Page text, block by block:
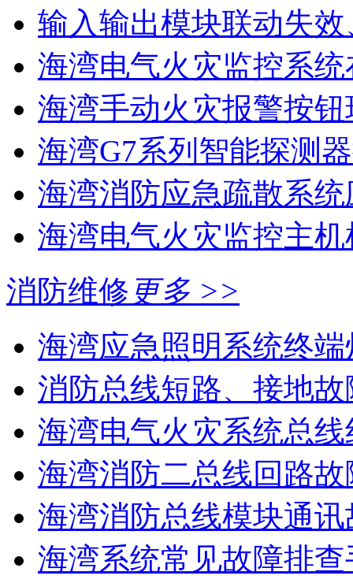
输入输出模块联动失
海湾电气火灾监控系统
海湾手动火灾报警按钮
海湾G7系列智能探测
海湾消防应急疏散系统
海湾电气火灾监控主
消防维修 更多 >>
海湾应急照明系统终端
消防总线短路、接地故
海湾电气火灾系统总线
海湾消防二总线回路故
海湾消防总线模块通讯
海湾系统常见故障排